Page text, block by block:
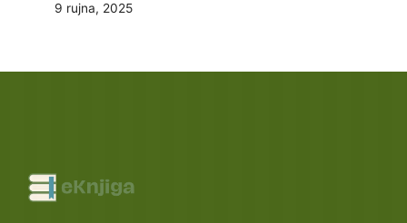
9 rujna, 2025